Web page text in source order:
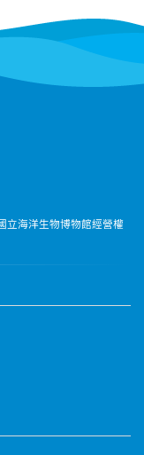
立海洋生物博物館經營權